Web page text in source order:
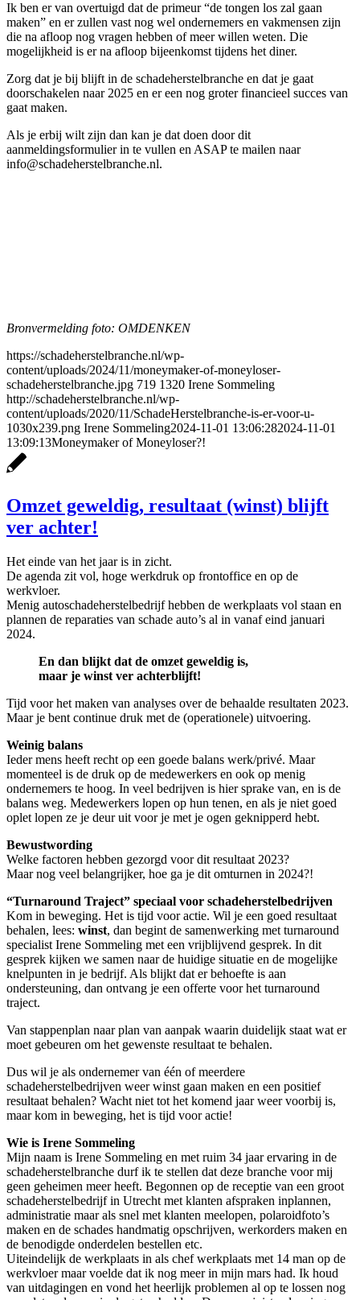
Ik ben er van overtuigd dat de primeur “de tongen los zal gaan
maken” en er zullen vast nog wel ondernemers en vakmensen zijn
die na afloop nog vragen hebben of meer willen weten. Die
mogelijkheid is er na afloop bijeenkomst tijdens het diner.
Zorg dat je bij blijft in de schadeherstelbranche en dat je gaat
doorschakelen naar 2025 en er een nog groter financieel succes van
gaat maken.
Als je erbij wilt zijn dan kan je dat doen door dit
aanmeldingsformulier in te vullen en ASAP te mailen naar
info@schadeherstelbranche.nl.
Bronvermelding foto: OMDENKEN
https://schadeherstelbranche.nl/wp-
content/uploads/2024/11/moneymaker-of-moneyloser-
schadeherstelbranche.jpg 719 1320 Irene Sommeling
http://schadeherstelbranche.nl/wp-
content/uploads/2020/11/SchadeHerstelbranche-is-er-voor-u-
1030x239.png Irene Sommeling2024-11-01 13:06:282024-11-01
13:09:13Moneymaker of Moneyloser?!
Omzet geweldig, resultaat (winst) blijft
ver achter!
Het einde van het jaar is in zicht.
De agenda zit vol, hoge werkdruk op frontoffice en op de
werkvloer.
Menig autoschadeherstelbedrijf hebben de werkplaats vol staan en
plannen de reparaties van schade auto’s al in vanaf eind januari
2024.
En dan blijkt dat de omzet geweldig is,
maar je winst ver achterblijft!
Tijd voor het maken van analyses over de behaalde resultaten 2023.
Maar je bent continue druk met de (operationele) uitvoering.
Weinig balans
Ieder mens heeft recht op een goede balans werk/privé. Maar
momenteel is de druk op de medewerkers en ook op menig
ondernemers te hoog. In veel bedrijven is hier sprake van, en is de
balans weg. Medewerkers lopen op hun tenen, en als je niet goed
oplet lopen ze je deur uit voor je met je ogen geknipperd hebt.
Bewustwording
Welke factoren hebben gezorgd voor dit resultaat 2023?
Maar nog veel belangrijker, hoe ga je dit omturnen in 2024?!
“Turnaround Traject” speciaal voor schadeherstelbedrijven
Kom in beweging. Het is tijd voor actie. Wil je een goed resultaat
behalen, lees: winst, dan begint de samenwerking met turnaround
specialist Irene Sommeling met een vrijblijvend gesprek. In dit
gesprek kijken we samen naar de huidige situatie en de mogelijke
knelpunten in je bedrijf. Als blijkt dat er behoefte is aan
ondersteuning, dan ontvang je een offerte voor het turnaround
traject.
Van stappenplan naar plan van aanpak waarin duidelijk staat wat er
moet gebeuren om het gewenste resultaat te behalen.
Dus wil je als ondernemer van één of meerdere
schadeherstelbedrijven weer winst gaan maken en een positief
resultaat behalen? Wacht niet tot het komend jaar weer voorbij is,
maar kom in beweging, het is tijd voor actie!
Wie is Irene Sommeling
Mijn naam is Irene Sommeling en met ruim 34 jaar ervaring in de
schadeherstelbranche durf ik te stellen dat deze branche voor mij
geen geheimen meer heeft. Begonnen op de receptie van een groot
schadeherstelbedrijf in Utrecht met klanten afspraken inplannen,
administratie maar als snel met klanten meelopen, polaroidfoto’s
maken en de schades handmatig opschrijven, werkorders maken en
de benodigde onderdelen bestellen etc.
Uiteindelijk de werkplaats in als chef werkplaats met 14 man op de
werkvloer maar voelde dat ik nog meer in mijn mars had. Ik houd
van uitdagingen en vond het heerlijk problemen al op te lossen nog